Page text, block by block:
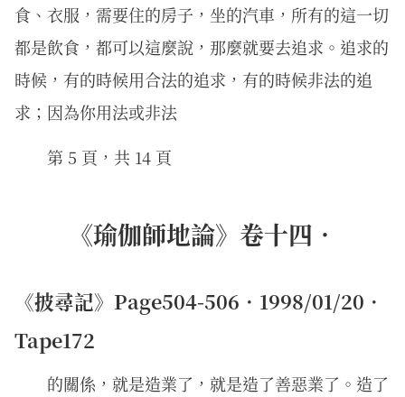
食、衣服，需要住的房子，坐的汽車，所有的這一切
都是飲食，都可以這麼說，那麼就要去追求。追求的
時候，有的時候用合法的追求，有的時候非法的追
求；因為你用法或非法
第 5 頁，共 14 頁
《瑜伽師地論》卷十四．
《披尋記》Page504-506．1998/01/20．
Tape172
的關係，就是造業了，就是造了善惡業了。造了